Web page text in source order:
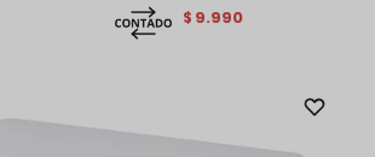
$ 9.990